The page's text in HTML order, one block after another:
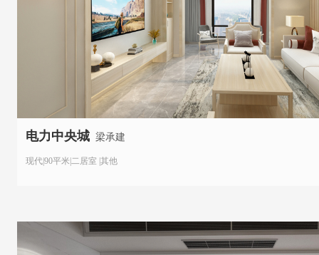
电力中央城梁承建
现代|90平米|二居室 |其他